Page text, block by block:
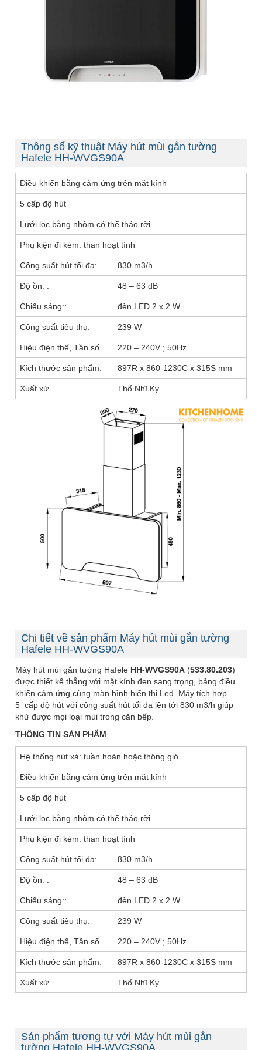
Thông số kỹ thuật Máy hút mùi gắn tường
Hafele HH-WVGS90A
Điều khiển bằng cảm ứng trên mặt kính
5 cấp độ hút
Lưới lọc bằng nhôm có thể tháo rời
Phụ kiện đi kèm: than hoạt tính
Công suất hút tối đa: 830 m3/h
Độ ồn: : 48 – 63 dB
Chiếu sáng:: đèn LED 2 x 2 W
Công suất tiêu thụ: 239 W
Hiệu điện thế, Tần số 220 – 240V ; 50Hz
Kích thước sản phẩm: 897R x 860-1230C x 315S mm
Xuất xứ Thổ Nhĩ Kỳ
Chi tiết về sản phẩm Máy hút mùi gắn tường
Hafele HH-WVGS90A
Máy hút mùi gắn tường Hafele HH-WVGS90A (533.80.203)
được thiết kế thẳng với mặt kính đen sang trọng, bảng điều
khiển cảm ứng cùng màn hình hiển thị Led. Máy tích hợp
5 cấp độ hút với công suất hút tối đa lên tới 830 m3/h giúp
khử được mọi loại mùi trong căn bếp.
THÔNG TIN SẢN PHẨM
Hệ thống hút xả: tuần hoàn hoặc thông gió
Điều khiển bằng cảm ứng trên mặt kính
5 cấp độ hút
Lưới lọc bằng nhôm có thể tháo rời
Phụ kiện đi kèm: than hoạt tính
Công suất hút tối đa: 830 m3/h
Độ ồn: : 48 – 63 dB
Chiếu sáng:: đèn LED 2 x 2 W
Công suất tiêu thụ: 239 W
Hiệu điện thế, Tần số 220 – 240V ; 50Hz
Kích thước sản phẩm: 897R x 860-1230C x 315S mm
Xuất xứ Thổ Nhĩ Kỳ
Sản phẩm tương tự với Máy hút mùi gắn
tường Hafele HH-WVGS90A